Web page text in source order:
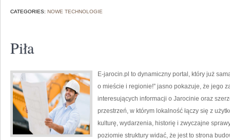
CATEGORIES: NOWE TECHNOLOGIE
Piła
E-jarocin.pl to dynamiczny portal, który już
o mieście i regionie!” jasno pokazuje, że jego
interesujących informacji o Jarocinie oraz
przestrzeń, w którym lokalność łączy się z
kulturę, wydarzenia, historię i zwyczajne
poziomie struktury widać, że jest to strona